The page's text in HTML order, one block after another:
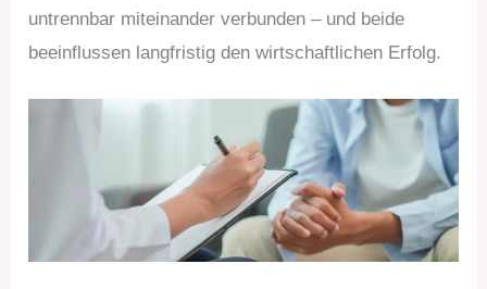
untrennbar miteinander verbunden – und beide
beeinflussen langfristig den wirtschaftlichen Erfolg.